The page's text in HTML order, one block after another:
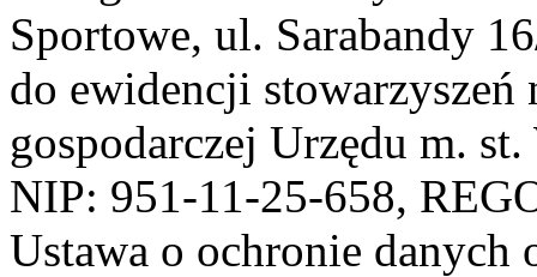
Sportowe, ul. Sarabandy
do ewidencji stowarzyszeń
gospodarczej Urzędu m.
NIP: 951-11-25-658,
Ustawa o ochronie danych